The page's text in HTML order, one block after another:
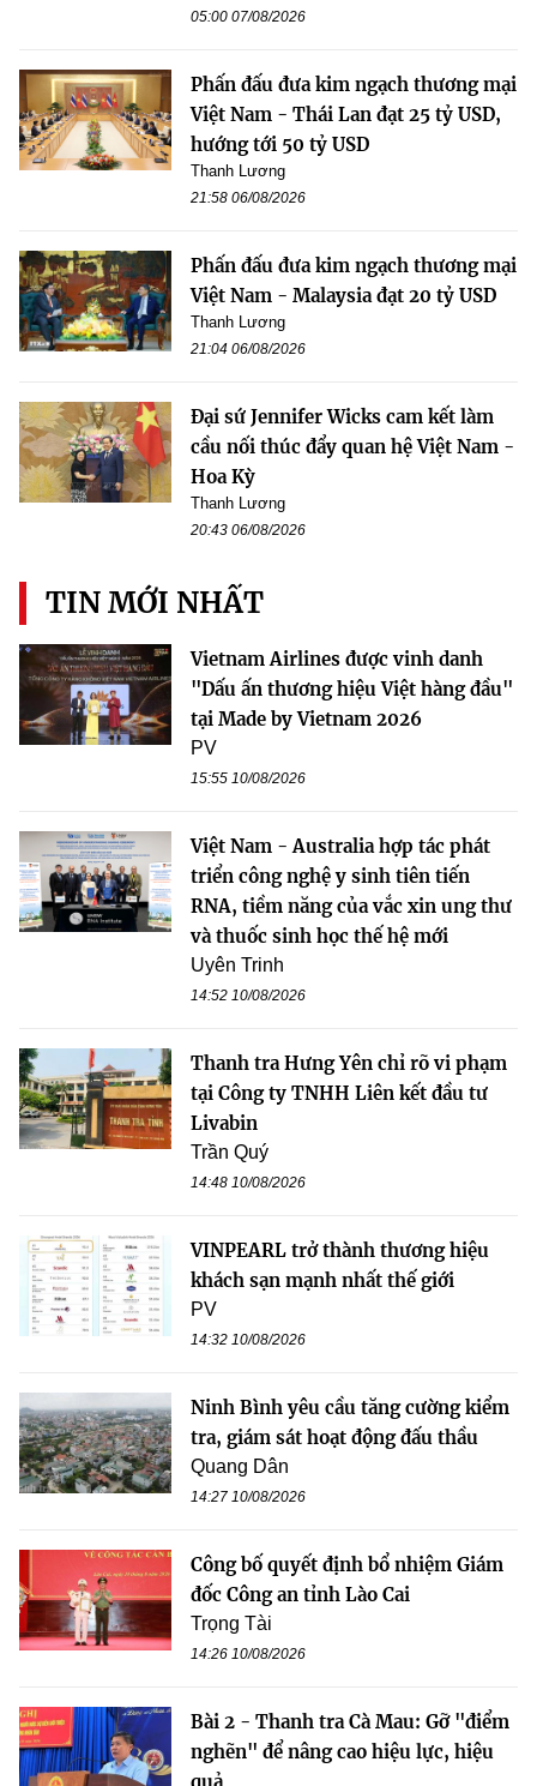
05:00 07/08/2026
Phấn đấu đưa kim ngạch thương mại
Việt Nam - Thái Lan đạt 25 tỷ USD,
hướng tới 50 tỷ USD
Thanh Lương
21:58 06/08/2026
Phấn đấu đưa kim ngạch thương mại
Việt Nam - Malaysia đạt 20 tỷ USD
Thanh Lương
21:04 06/08/2026
Đại sứ Jennifer Wicks cam kết làm
cầu nối thúc đẩy quan hệ Việt Nam -
Hoa Kỳ
Thanh Lương
20:43 06/08/2026
TIN MỚI NHẤT
Vietnam Airlines được vinh danh
"Dấu ấn thương hiệu Việt hàng đầu"
tại Made by Vietnam 2026
PV
15:55 10/08/2026
Việt Nam - Australia hợp tác phát
triển công nghệ y sinh tiên tiến
RNA, tiềm năng của vắc xin ung thư
và thuốc sinh học thế hệ mới
Uyên Trinh
14:52 10/08/2026
Thanh tra Hưng Yên chỉ rõ vi phạm
tại Công ty TNHH Liên kết đầu tư
Livabin
Trần Quý
14:48 10/08/2026
VINPEARL trở thành thương hiệu
khách sạn mạnh nhất thế giới
PV
14:32 10/08/2026
Ninh Bình yêu cầu tăng cường kiểm
tra, giám sát hoạt động đấu thầu
Quang Dân
14:27 10/08/2026
Công bố quyết định bổ nhiệm Giám
đốc Công an tỉnh Lào Cai
Trọng Tài
14:26 10/08/2026
Bài 2 - Thanh tra Cà Mau: Gỡ "điểm
nghẽn" để nâng cao hiệu lực, hiệu
quả